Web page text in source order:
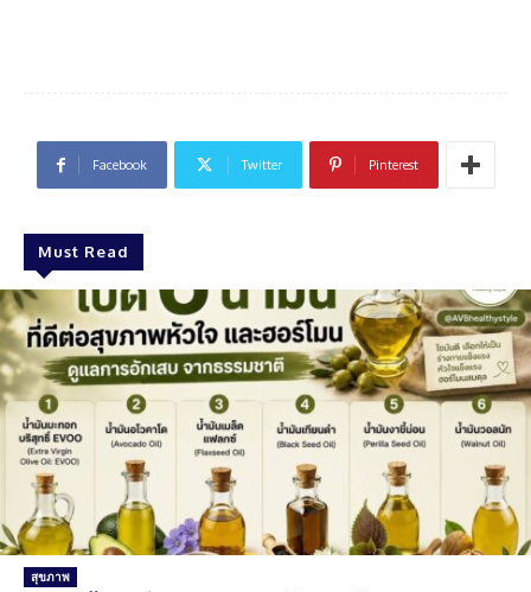
Facebook Twitter Pinterest
Must Read
สุขภาพ